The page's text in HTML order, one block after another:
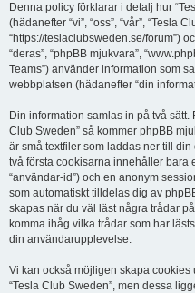
Denna policy förklarar i detalj hur
(hädanefter “vi”, “oss”, “vår”, “Tesla
“https://teslaclubsweden.se/forum”)
“deras”, “phpBB mjukvara”,
Teams”) använder information som
webbplatsen (hädanefter “din
Din information samlas in på två sätt.
Club Sweden” så kommer phpBB
är små textfiler som laddas ner till
två första cookisarna innehåller
“användar-id”) och en anonym
som automatiskt tilldelas dig av
skapas när du väl läst några trådar
komma ihåg vilka trådar som har
din användarupplevelse.
Vi kan också möjligen skapa
“Tesla Club Sweden”, men dessa